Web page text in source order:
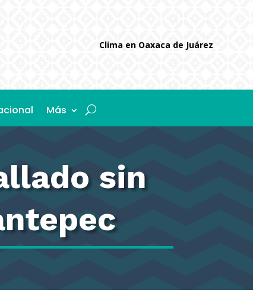
Clima en Oaxaca de Juárez
Más
sin